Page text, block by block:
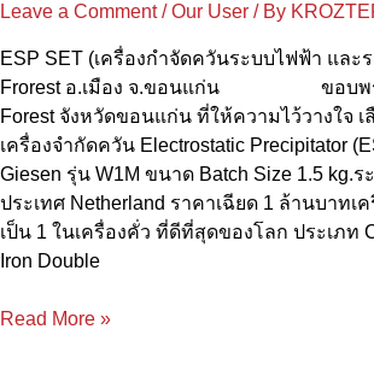
Leave a Comment / Our User / By
ESP SET (เครื่องกำจัดควันระบบไฟฟ้า และ
Frorest อ.เมือง จ.ขอนแก่น ขอบพร
Forest จังหวัดขอนแก่น ที่ให้ความไว้วางใจ เ
เครื่องจำกัดควัน Electrostatic Precipitator
Giesen รุ่น W1M ขนาด Batch Size 1.5 kg.ร
ประเทศ Netherland ราคาเฉียด 1 ล้านบาทเ
เป็น 1 ในเครื่องคั่ว ที่ดีที่สุดของโลก ประเภท
Iron Double
Read More »